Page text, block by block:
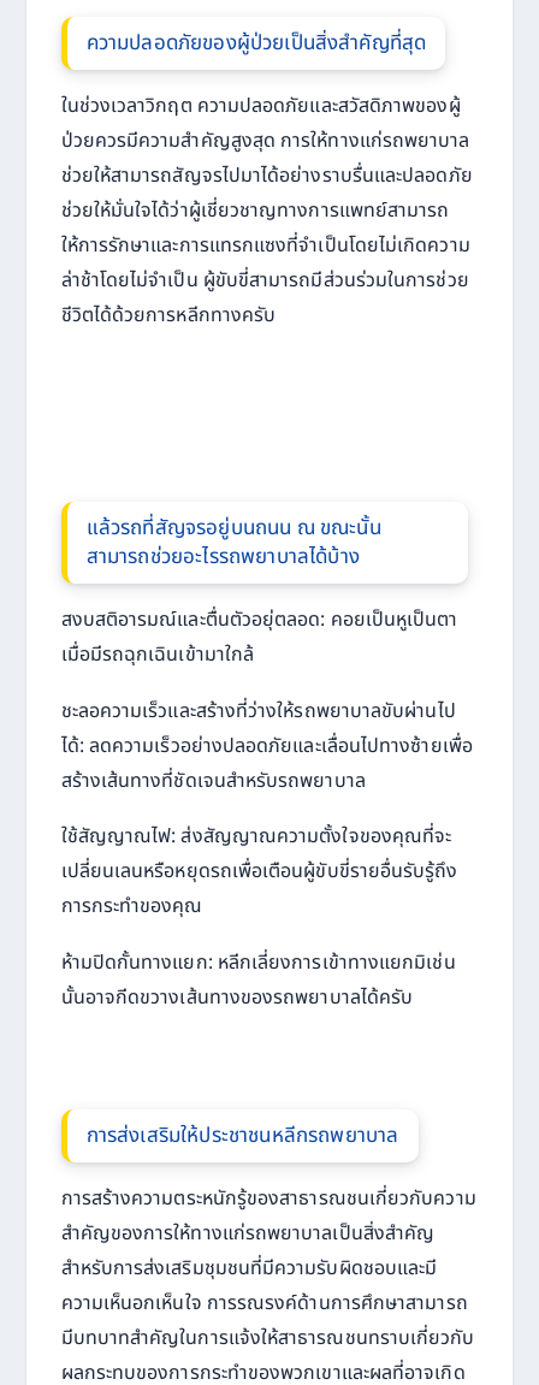
ความปลอดภัยของผู้ป่วยเป็นสิ่งสำคัญที่สุด
ในช่วงเวลาวิกฤต ความปลอดภัยและสวัสดิภาพของผู้
ป่วยควรมีความสำคัญสูงสุด การให้ทางแก่รถพยาบาล
ช่วยให้สามารถสัญจรไปมาได้อย่างราบรื่นและปลอดภัย
ช่วยให้มั่นใจได้ว่าผู้เชี่ยวชาญทางการแพทย์สามารถ
ให้การรักษาและการแทรกแซงที่จำเป็นโดยไม่เกิดความ
ล่าช้าโดยไม่จำเป็น ผู้ขับขี่สามารถมีส่วนร่วมในการช่วย
ชีวิตได้ด้วยการหลีกทางครับ
แล้วรถที่สัญจรอยู่บนถนน ณ ขณะนั้น
สามารถช่วยอะไรรถพยาบาลได้บ้าง
สงบสติอารมณ์และตื่นตัวอยุ่ตลอด: คอยเป็นหูเป็นตา
เมื่อมีรถฉุกเฉินเข้ามาใกล้
ชะลอความเร็วและสร้างที่ว่างให้รถพยาบาลขับผ่านไป
ได้: ลดความเร็วอย่างปลอดภัยและเลื่อนไปทางซ้ายเพื่อ
สร้างเส้นทางที่ชัดเจนสำหรับรถพยาบาล
ใช้สัญญาณไฟ: ส่งสัญญาณความตั้งใจของคุณที่จะ
เปลี่ยนเลนหรือหยุดรถเพื่อเตือนผู้ขับขี่รายอื่นรับรู้ถึง
การกระทำของคุณ
ห้ามปิดกั้นทางแยก: หลีกเลี่ยงการเข้าทางแยกมิเช่น
นั้นอาจกีดขวางเส้นทางของรถพยาบาลได้ครับ
การส่งเสริมให้ประชาชนหลีกรถพยาบาล
การสร้างความตระหนักรู้ของสาธารณชนเกี่ยวกับความ
สำคัญของการให้ทางแก่รถพยาบาลเป็นสิ่งสำคัญ
สำหรับการส่งเสริมชุมชนที่มีความรับผิดชอบและมี
ความเห็นอกเห็นใจ การรณรงค์ด้านการศึกษาสามารถ
มีบทบาทสำคัญในการแจ้งให้สาธารณชนทราบเกี่ยวกับ
ผลกระทบของการกระทำของพวกเขาและผลที่อาจเกิด